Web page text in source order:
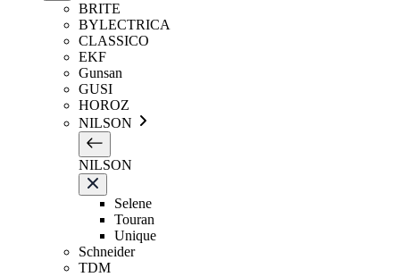
BRITE
BYLECTRICA
CLASSICO
EKF
Gunsan
GUSI
HOROZ
NILSON
NILSON
Selene
Touran
Unique
Schneider
TDM